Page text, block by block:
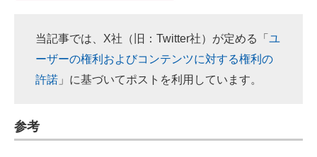
当記事では、X社（旧：Twitter社）が定める「 ユ
ーザーの権利およびコンテンツに対する権利の
許諾 」に基づいてポストを利用しています。
参考